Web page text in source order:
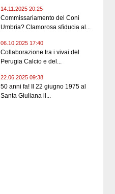
14.11.2025 20:25
Commissariamento del Coni
Umbria? Clamorosa sfiducia al...
06.10.2025 17:40
Collaborazione tra i vivai del
Perugia Calcio e del...
22.06.2025 09:38
50 anni fa! Il 22 giugno 1975 al
Santa Giuliana il...